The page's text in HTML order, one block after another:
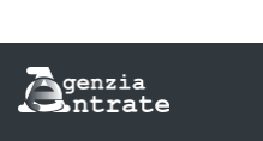
Informazioni
sul